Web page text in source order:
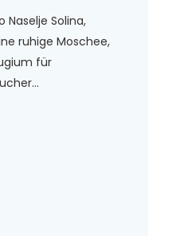
Naselje Solina,
ruhige Moschee,
für